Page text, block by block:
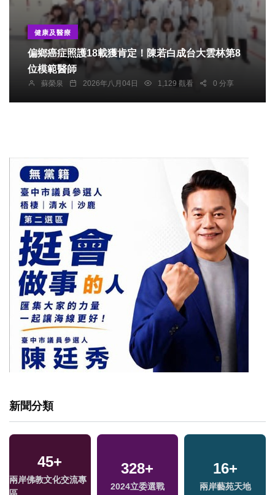
健康及醫療
偏鄉癌症照護18載獲肯定！陳若白成台大雲林第8
位模範醫師
蘇榮泉 2026年八月04日 1,129 觀看 0 分享
新聞分類
45+
兩岸佛教文化交流專
區
328+
2024立委選戰
16+
兩岸藝苑天地
6541
文教
674+
兩岸
5534+
健康及醫療